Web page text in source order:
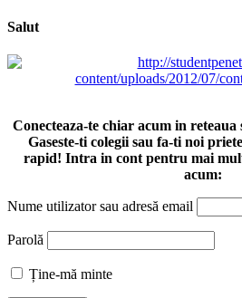
Salut
Conecteaza-te chiar acum in
Gaseste-ti colegii sau fa-ti noi
rapid! Intra in cont pentru mai
acum:
Nume utilizator sau adresă email
Parolă
Ține-mă minte